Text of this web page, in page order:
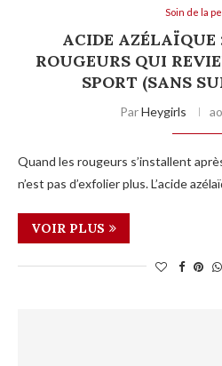
Soin de la
ACIDE AZÉLAÏQUE
ROUGEURS QUI
SPORT (SANS
ParHeygirls
Quand les rougeurs s’installent
n’est pas d’exfolier plus. L’acide
VOIR PLUS